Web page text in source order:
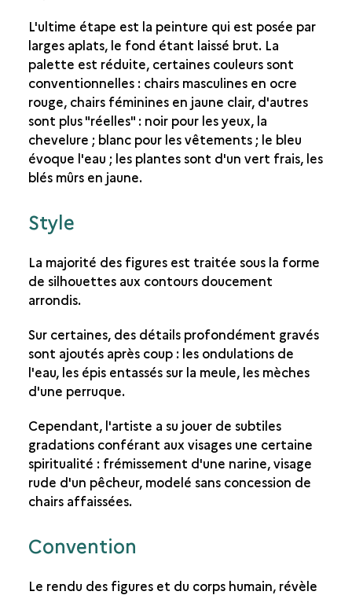
L'ultime étape est la peinture qui est posée par
larges aplats, le fond étant laissé brut. La
palette est réduite, certaines couleurs sont
conventionnelles : chairs masculines en ocre
rouge, chairs féminines en jaune clair, d'autres
sont plus "réelles" : noir pour les yeux, la
chevelure ; blanc pour les vêtements ; le bleu
évoque l'eau ; les plantes sont d'un vert frais, les
blés mûrs en jaune.​
Style
La majorité des figures est traitée sous la forme
de silhouettes aux contours doucement
arrondis.
Sur certaines, des détails profondément gravés
sont ajoutés après coup : les ondulations de
l'eau, les épis entassés sur la meule, les mèches
d'une perruque.
Cependant, l'artiste a su jouer de subtiles
gradations conférant aux visages une certaine
spiritualité : frémissement d'une narine, visage
rude d'un pêcheur, modelé sans concession de
chairs affaissées.
Convention
Le rendu des figures et du corps humain, révèle